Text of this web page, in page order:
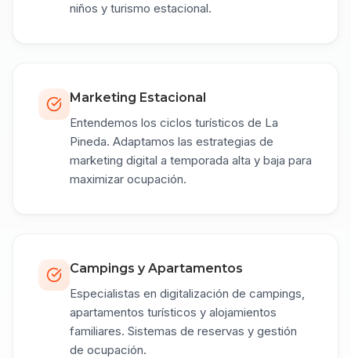
niños y turismo estacional.
Marketing Estacional
Entendemos los ciclos turísticos de La
Pineda. Adaptamos las estrategias de
marketing digital a temporada alta y baja para
maximizar ocupación.
Campings y Apartamentos
Especialistas en digitalización de campings,
apartamentos turísticos y alojamientos
familiares. Sistemas de reservas y gestión
de ocupación.